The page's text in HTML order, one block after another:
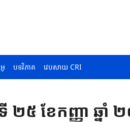
បទវិភាគ វេបសាយ CRI
២៥ ខែកញ្ញា ឆ្នាំ